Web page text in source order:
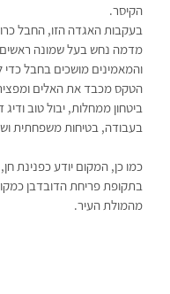
הקיסר.
בעקבות האגדה הזו, החבל
מדמה נחש בעל שמונה ראשים
והמאמינים מושכים בחבל
הטקס מכבד את האלים
ביטחון ממחלות, יבול טוב ודיג
בעבודה, בטיחות משפחתית
כמו כן, המקום יודע כפנינת
בתקופת פריחת הדובדבן
מהמולת העיר.